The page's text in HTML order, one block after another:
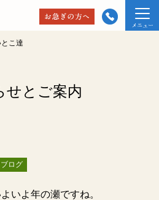
とこ達
せとご案内
ログ
いよ年の瀬ですね。